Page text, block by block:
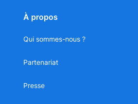
À propos
Qui sommes-nous ?
Partenariat
Presse